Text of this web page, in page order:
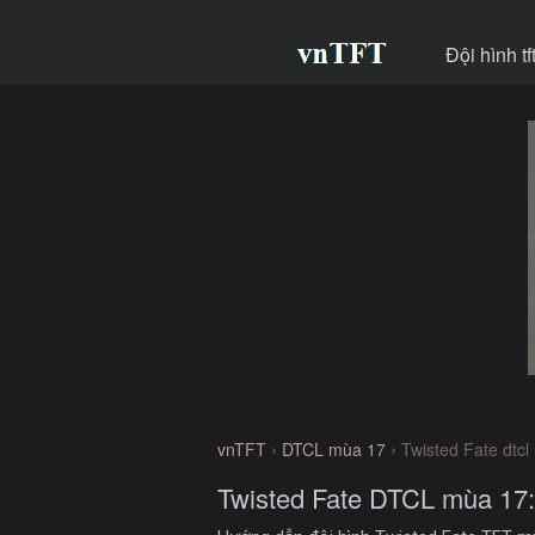
Đội hình
vnTFT › DTCL mùa 17 › Twisted Fate dtcl
Twisted Fate DTCL mùa